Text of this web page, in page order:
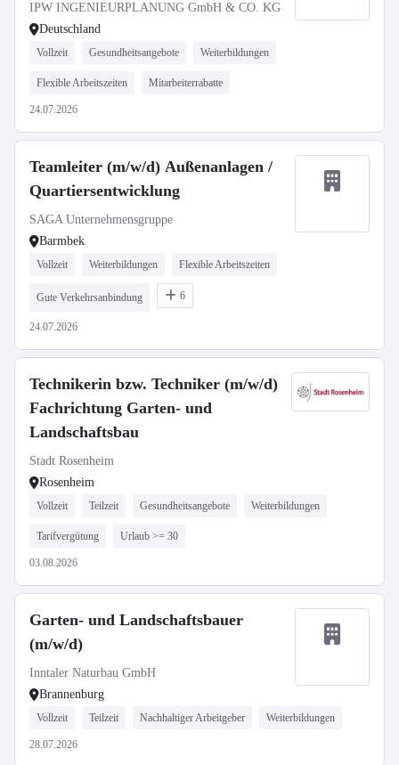
IPW INGENIEURPLANUNG GmbH & CO. KG
Deutschland
Vollzeit Gesundheitsangebote Weiterbildungen
Flexible Arbeitszeiten Mitarbeiterrabatte
24.07.2026
Teamleiter (m/w/d) Außenanlagen /
Quartiersentwicklung
SAGA Unternehmensgruppe
Barmbek
Vollzeit Weiterbildungen Flexible Arbeitszeiten
Gute Verkehrsanbindung 6
24.07.2026
Technikerin bzw. Techniker (m/w/d)
Fachrichtung Garten- und
Landschaftsbau
Stadt Rosenheim
Rosenheim
Vollzeit Teilzeit Gesundheitsangebote Weiterbildungen
Tarifvergütung Urlaub >= 30
03.08.2026
Garten- und Landschaftsbauer
(m/w/d)
Inntaler Naturbau GmbH
Brannenburg
Vollzeit Teilzeit Nachhaltiger Arbeitgeber Weiterbildungen
28.07.2026